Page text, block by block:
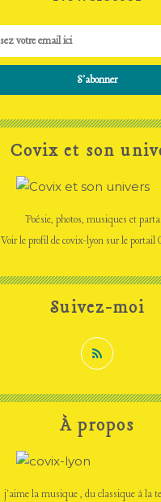
Covix et son
Poésie, photos, musiques et
Voir le profil decovix-lyon sur le portail
Suivez-moi
À propos
j'aime la musique , du classique à la